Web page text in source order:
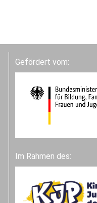
Gefördert vom:
Im Rahmen des: